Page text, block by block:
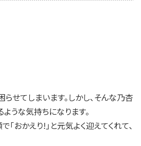
せてしまいます。しかし、そんな乃杏
うな気持ちになります。
おかえり!」と元気よく迎えてくれて、